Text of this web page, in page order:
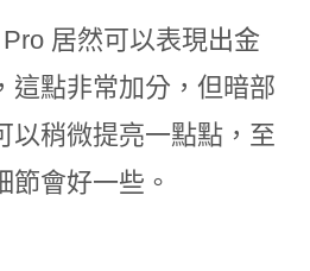
居然可以表現出金
這點非常加分，但暗部
以稍微提亮一點點，至
節會好一些。